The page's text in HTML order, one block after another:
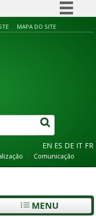
Simplifique!
MAPA DO SITE
EN ES DE IT FR
Comunicação
MENU